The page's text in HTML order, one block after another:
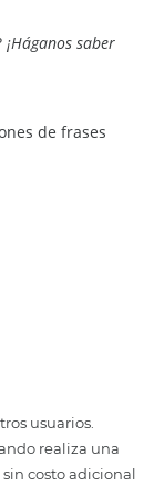
¡Háganos saber
de frases
usuarios.
realiza una
costo adicional